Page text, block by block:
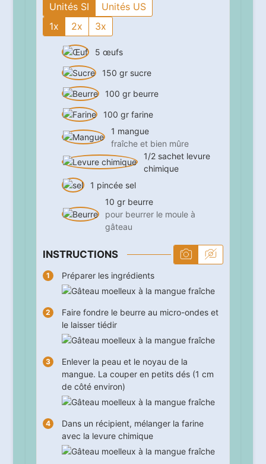
Unités SI
Unités US
1x
2x 3x
5 œufs
150 gr sucre
100 gr beurre
100 gr farine
1 mangue
fraîche et bien mûre
1/2 sachet levure
chimique
1 pincée sel
10 gr beurre
pour beurrer le moule à
gâteau
INSTRUCTIONS
Préparer les ingrédients
Faire fondre le beurre au micro-ondes et
le laisser tiédir
Enlever la peau et le noyau de la
mangue. La couper en petits dés (1 cm
de côté environ)
Dans un récipient, mélanger la farine
avec la levure chimique